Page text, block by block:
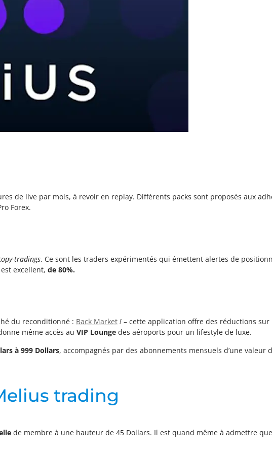
de live par mois, à revoir en replay. Différents packs sont proposés aux
Forex.
tradings. Ce sont les traders expérimentés qui émettent alertes de
excellent, de 80%.
du reconditionné : Back Market ! – cette application offre des réductions sur
même accès au VIP Lounge des aéroports pour un lifestyle de luxe.
à 999 Dollars, accompagnés par des abonnements mensuels d’une valeur
trading
de membre à une hauteur de 45 Dollars. Il est quand même à admettre